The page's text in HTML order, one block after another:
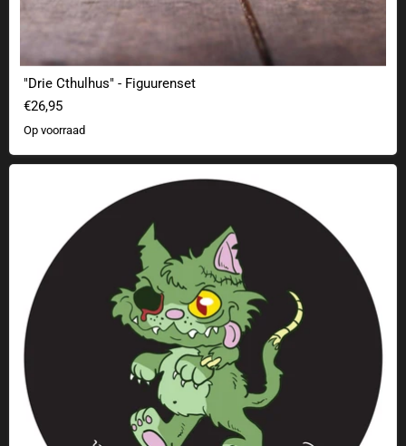
"Drie Cthulhus" - Figuurenset
€26,95
Op voorraad
Schrödingers zombiekat sticker